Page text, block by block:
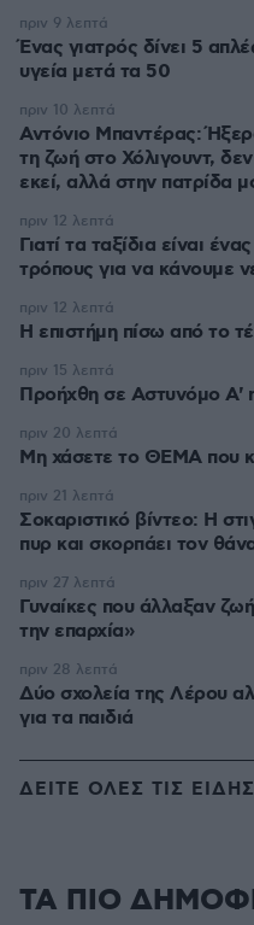
Ένας γιατρός δίνει 5
υγεία μετά τα 50
πριν 9 λεπτά
Αντόνιο Μπαντέρας:
τη ζωή στο Χόλιγουντ,
εκεί, αλλά στην πατρίδα
πριν 10 λεπτά
Γιατί τα ταξίδια είναι
τρόπους για να κάνουμε
πριν 12 λεπτά
Η επιστήμη πίσω από το
πριν 12 λεπτά
Προήχθη σε Αστυνόμο Α'
πριν 15 λεπτά
Μη χάσετε το ΘΕΜΑ που
πριν 20 λεπτά
Σοκαριστικό βίντεο: Η
πυρ και σκορπάει τον
πριν 21 λεπτά
Γυναίκες που άλλαξαν
την επαρχία»
πριν 27 λεπτά
Δύο σχολεία της Λέρου
για τα παιδιά
πριν 28 λεπτά
ΔΕΙΤΕ ΟΛΕΣ ΤΙΣ
ΤΑ ΠΙΟ